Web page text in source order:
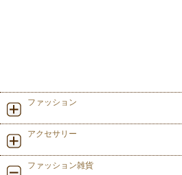
ファッション
アクセサリー
ファッション雑貨